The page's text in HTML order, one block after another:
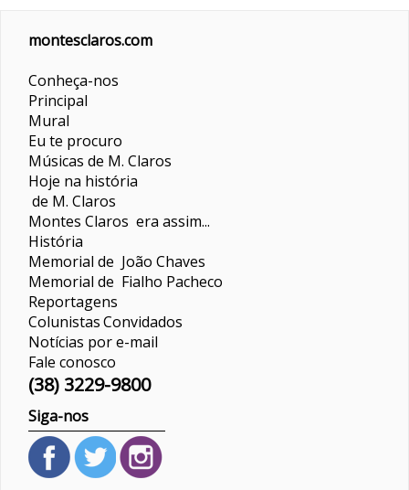
montesclaros.com
Conheça-nos
Principal
Mural
Eu te procuro
Músicas de M. Claros
Hoje na história
de M. Claros
Montes Claros era assim...
História
Memorial de João Chaves
Memorial de Fialho Pacheco
Reportagens
ColunistasConvidados
Notícias por e-mail
Fale conosco
(38) 3229-9800
Siga-nos